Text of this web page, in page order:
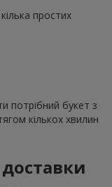
простих
потрібний букет з
кількох хвилин